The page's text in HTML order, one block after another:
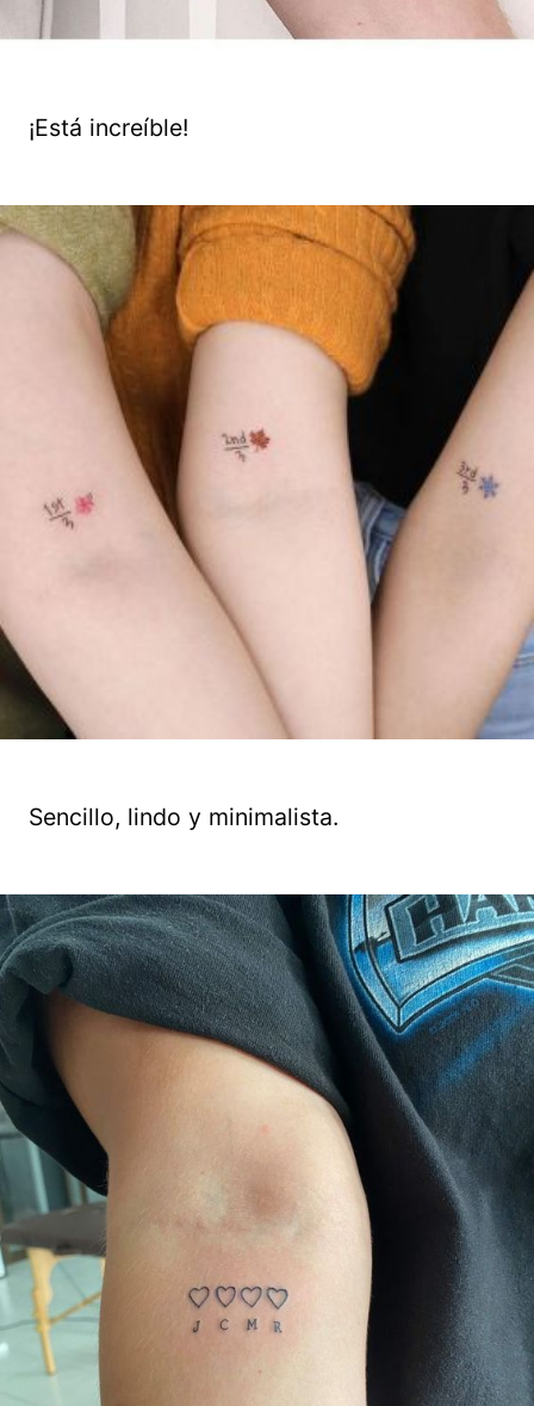
¡Está increíble!
Sencillo, lindo y minimalista.